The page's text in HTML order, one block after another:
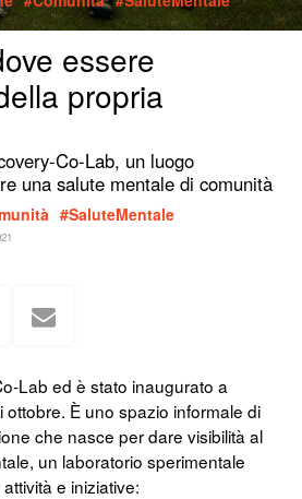
essere
propria
Co-Lab, un luogo
una salute mentale di comunità
#SaluteMentale
Lab ed è stato inaugurato a
ottobre. È uno spazio informale di
che nasce per dare visibilità al
un laboratorio sperimentale
e iniziative: